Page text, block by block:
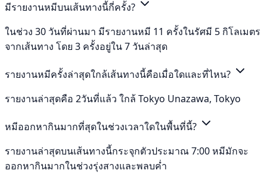
มีรายงานหมีบนเส้นทางนี้กี่ครั้ง?
ในช่วง 30 วันที่ผ่านมา มีรายงานหมี 11 ครั้งในรัศมี 5 กิโลเมตร
จากเส้นทาง โดย 3 ครั้งอยู่ใน 7 วันล่าสุด
รายงานหมีครั้งล่าสุดใกล้เส้นทางนี้คือเมื่อใดและที่ไหน?
รายงานล่าสุดคือ 2วันที่แล้ว ใกล้ Tokyo Unazawa, Tokyo
หมีออกหากินมากที่สุดในช่วงเวลาใดในพื้นที่นี้?
รายงานล่าสุดบนเส้นทางนี้กระจุกตัวประมาณ 7:00 หมีมักจะ
ออกหากินมากในช่วงรุ่งสางและพลบค่ำ